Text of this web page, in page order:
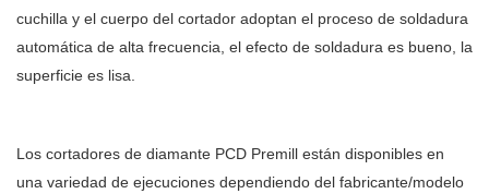
cuchilla y el cuerpo del cortador adoptan el proceso de soldadura
automática de alta frecuencia, el efecto de soldadura es bueno, la
superficie es lisa.
Los cortadores de diamante PCD Premill están disponibles en
una variedad de ejecuciones dependiendo del fabricante/modelo